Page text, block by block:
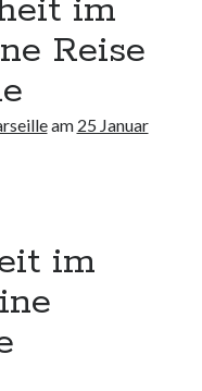
im
Reise
am 25 Januar
im